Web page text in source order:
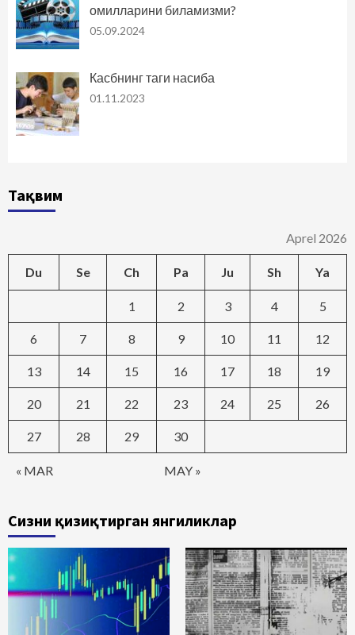
омилларини биламизми?
05.09.2024
Касбнинг таги насиба
01.11.2023
Тақвим
Aprel 2026
Du Se Ch Pa Ju Sh Ya
« MAR MAY »
1 2 3 4 5
6 7 8 9 10 11 12
13 14 15 16 17 18 19
20 21 22 23 24 25 26
27 28 29 30
Сизни қизиқтирган янгиликлар